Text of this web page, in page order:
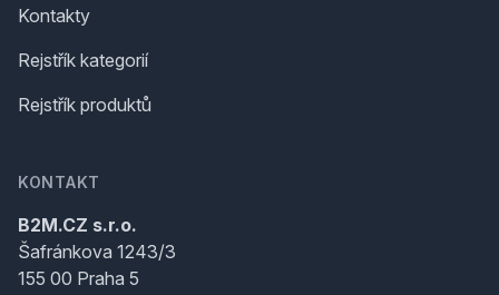
Kontakty
Rejstřík kategorií
Rejstřík produktů
KONTAKT
B2M.CZ s.r.o.
Šafránkova 1243/3
155 00 Praha 5